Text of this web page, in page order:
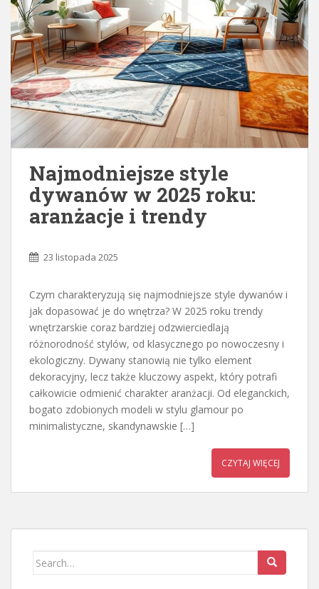
Najmodniejsze style
dywanów w 2025 roku:
aranżacje i trendy
23 listopada 2025
Czym charakteryzują się najmodniejsze style dywanów i
jak dopasować je do wnętrza? W 2025 roku trendy
wnętrzarskie coraz bardziej odzwierciedlają
różnorodność stylów, od klasycznego po nowoczesny i
ekologiczny. Dywany stanowią nie tylko element
dekoracyjny, lecz także kluczowy aspekt, który potrafi
całkowicie odmienić charakter aranżacji. Od eleganckich,
bogato zdobionych modeli w stylu glamour po
minimalistyczne, skandynawskie […]
CZYTAJ WIĘCEJ
Search